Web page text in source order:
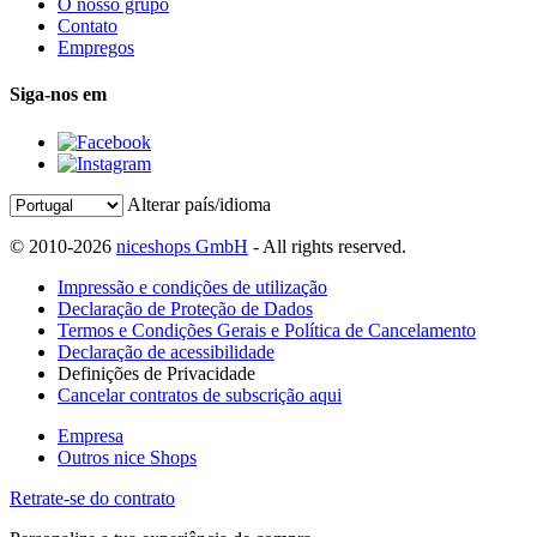
O nosso grupo
Contato
Empregos
Siga-nos em
Alterar país/idioma
© 2010-2026 niceshops GmbH - All rights reserved.
Impressão e condições de utilização
Declaração de Proteção de Dados
Termos e Condições Gerais e Política de Cancelamento
Declaração de acessibilidade
Definições de Privacidade
Cancelar contratos de subscrição aqui
Empresa
Outros nice Shops
Retrate-se do contrato